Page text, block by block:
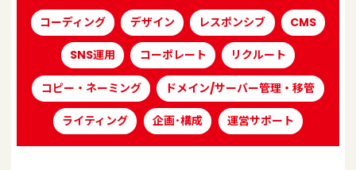
コーディング デザイン レスポンシブ CMS
SNS運用 コーポレート リクルート
コピー・ネーミング ドメイン/サーバー管理・移管
ライティング 企画･構成 運営サポート